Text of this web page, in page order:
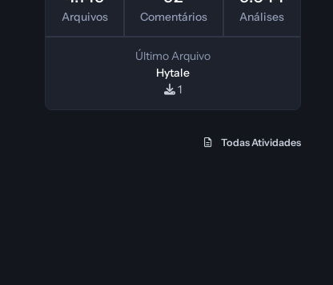
Arquivos Comentários Análises
Último Arquivo
Hytale
1
Todas Atividades